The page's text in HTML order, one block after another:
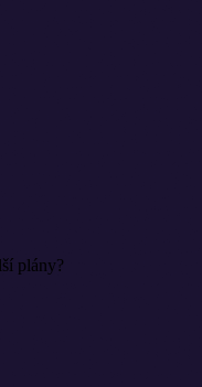
plány?